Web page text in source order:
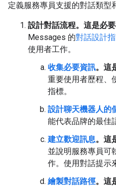
定義服務專員支援的對話類型
設計對話流程。這是必要
Messages 的對話設計
使用者工作。
收集必要資訊。這
重要使用者歷程、
指標。
設計聊天機器人的
能代表品牌的最佳
建立歡迎訊息。這
並說明服務專員可
作。使用對話提示
繪製對話路徑。這